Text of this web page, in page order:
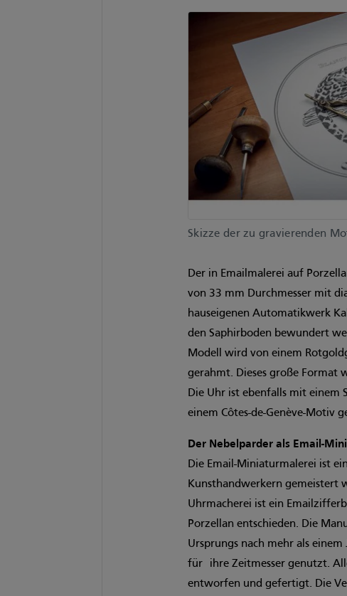
Skizze der zu gravierenden
Der in Emailmalerei auf
von 33 mm Durchmesser mit
hauseigenen Automatikwerk
den Saphirboden bewundert
Modell wird von einem
gerahmt. Dieses große Format
Die Uhr ist ebenfalls mit einem
einem Côtes-de-Genève-Motiv
Der Nebelparder als Email-
Die Email-Miniaturmalerei ist
Kunsthandwerkern gemeistert
Uhrmacherei ist ein
Porzellan entschieden. Die
Ursprungs nach mehr als
für ihre Zeitmesser genutzt.
entworfen und gefertigt. Die